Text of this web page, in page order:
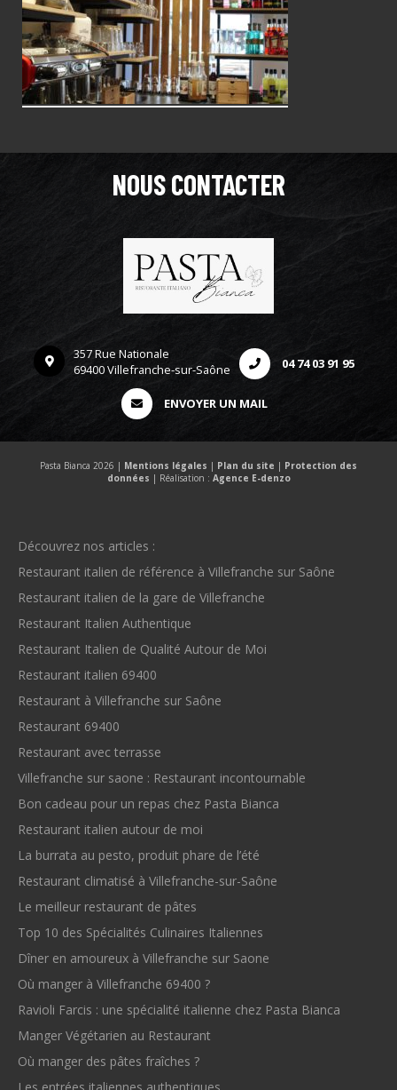
NOUS CONTACTER
357 Rue Nationale
69400 Villefranche-sur-Saône
04 74 03 91 95
ENVOYER UN MAIL
Pasta Bianca 2026 | Mentions légales | Plan du site | Protection des
données | Réalisation : Agence E-denzo
Découvrez nos articles :
Restaurant italien de référence à Villefranche sur Saône
Restaurant italien de la gare de Villefranche
Restaurant Italien Authentique
Restaurant Italien de Qualité Autour de Moi
Restaurant italien 69400
Restaurant à Villefranche sur Saône
Restaurant 69400
Restaurant avec terrasse
Villefranche sur saone : Restaurant incontournable
Bon cadeau pour un repas chez Pasta Bianca
Restaurant italien autour de moi
La burrata au pesto, produit phare de l’été
Restaurant climatisé à Villefranche-sur-Saône
Le meilleur restaurant de pâtes
Top 10 des Spécialités Culinaires Italiennes
Dîner en amoureux à Villefranche sur Saone
Où manger à Villefranche 69400 ?
Ravioli Farcis : une spécialité italienne chez Pasta Bianca
Manger Végétarien au Restaurant
Où manger des pâtes fraîches ?